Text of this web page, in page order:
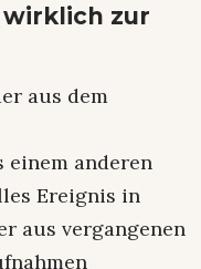
wirklich zur
aus dem
einem anderen
Ereignis in
aus vergangenen